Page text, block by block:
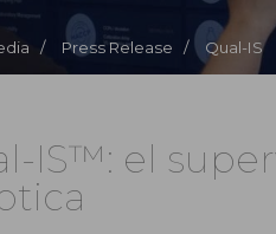
/ Press Release / Qual-IS
IS™: el